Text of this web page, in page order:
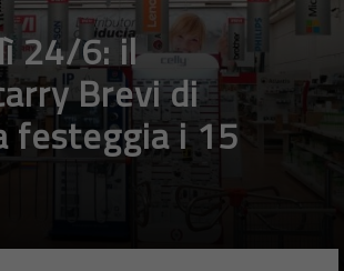
24/6: il
Brevi di
festeggia i 15